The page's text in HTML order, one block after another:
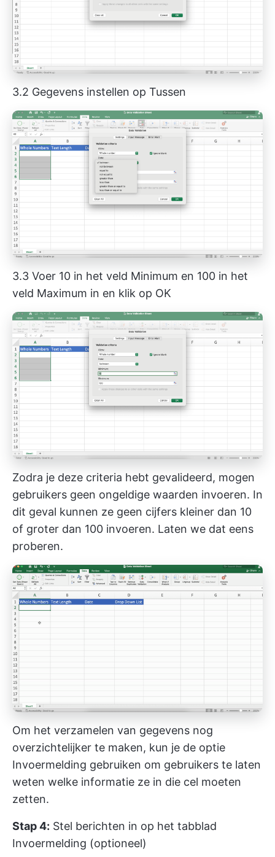
3.2 Gegevens instellen op Tussen
3.3 Voer 10 in het veld Minimum en 100 in het
veld Maximum in en klik op OK
Zodra je deze criteria hebt gevalideerd, mogen
gebruikers geen ongeldige waarden invoeren. In
dit geval kunnen ze geen cijfers kleiner dan 10
of groter dan 100 invoeren. Laten we dat eens
proberen.
Om het verzamelen van gegevens nog
overzichtelijker te maken, kun je de optie
Invoermelding gebruiken om gebruikers te laten
weten welke informatie ze in die cel moeten
zetten.
Stap 4: Stel berichten in op het tabblad
Invoermelding (optioneel)